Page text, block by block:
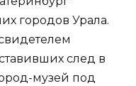
городов Урала.
след в
музей под